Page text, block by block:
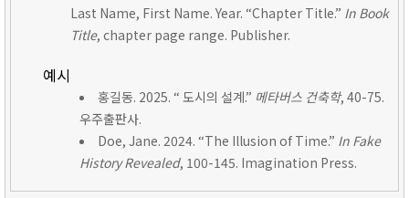
Last Name, First Name. Year. “Chapter Title.” In Book
Title, chapter page range. Publisher.
예시
홍길동. 2025. “ 도시의 설계.” 메타버스 건축학, 40-75.
우주출판사.
Doe, Jane. 2024. “The Illusion of Time.” In Fake
History Revealed, 100-145. Imagination Press.